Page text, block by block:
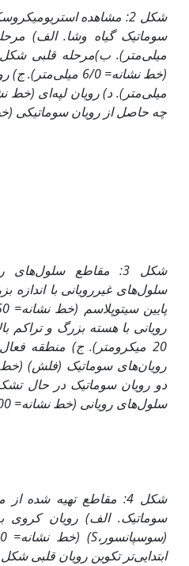
شکل 2: مشاهده
میلی‌متر). ب)مرحله قلبی شکل
چه حاصل از رویان سوماتیکی (خط
شکل 3: مقاطع
سلول‌های غیررویانی با
پایین سیتوپلاسم (خط نشانه= 50 میکرو‌متر)
رویانی با هسته بزرگ و تراکم
20 میکرو‌متر). ج) منطقه
رویان‌های سوماتیک (فلش) (خط نشانه= 500
دو رویان سوماتیک در حال
سلول‌های رویانی (خط نشانه= 200 میکرو‌متر)
شکل 4: مقاطع تهیه شده
سوماتیک. الف) رویان کروی
(سوسپانسور،S
ابتدایی‌تر تکوین رویان قلبی